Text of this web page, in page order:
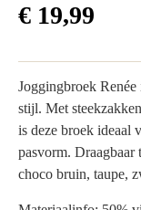
€ 19,99
Joggingbroek
stijl. Met
is deze broek ideaal
pasvorm. Draagbaar
choco bruin, taupe,